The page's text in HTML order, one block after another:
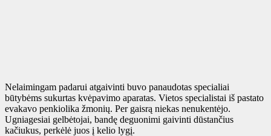
Nelaimingam padarui atgaivinti buvo panaudotas specialiai
būtybėms sukurtas kvėpavimo aparatas. Vietos specialistai iš pastato
evakavo penkiolika žmonių. Per gaisrą niekas nenukentėjo.
Ugniagesiai gelbėtojai, bandę deguonimi gaivinti dūstančius
kačiukus, perkėlė juos į kelio lygį.